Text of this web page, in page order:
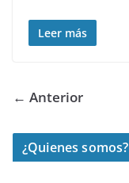
Leer más
← Anterior
¿Quienes somos?